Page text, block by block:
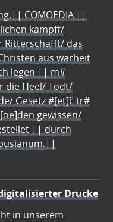
COMOEDIA ||
kampff/
das
aus warheit
legen || m#
die Heel/ Todt/
Gesetz #[et]c̃ tr#
gewissen/
|| durch
Drucke
in unserem